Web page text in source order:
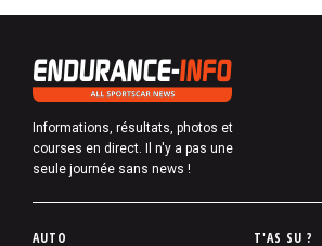
Informations, résultats, photos et
courses en direct. Il n'y a pas une
seule journée sans news !
P
AUTO
T'AS SU ?